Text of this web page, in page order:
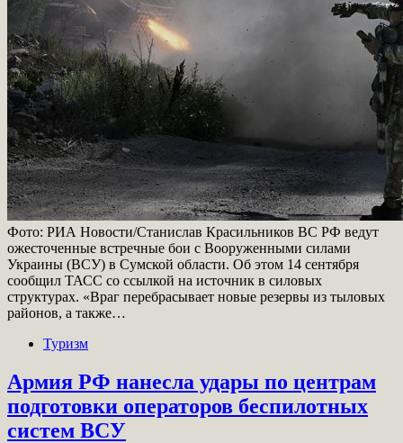
Фото: РИА Новости/Станислав Красильников ВС РФ ведут
ожесточенные встречные бои с Вооруженными силами
Украины (ВСУ) в Сумской области. Об этом 14 сентября
сообщил ТАСС со ссылкой на источник в силовых
структурах. «Враг перебрасывает новые резервы из тыловых
районов, а также…
Туризм
Армия РФ нанесла удары по центрам
подготовки операторов беспилотных
систем ВСУ